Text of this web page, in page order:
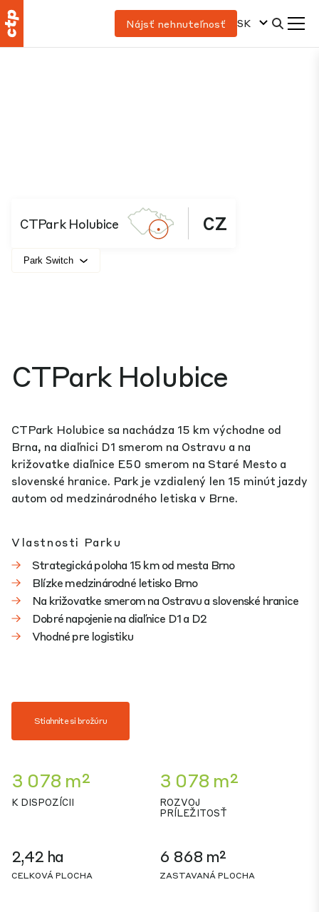
Nájsť nehnuteľnosť SK
CTPark Holubice CZ
Park Switch
CTPark Holubice
CTPark Holubice sa nachádza 15 km východne od
Brna, na diaľnici D1 smerom na Ostravu a na
križovatke diaľnice E50 smerom na Staré Mesto a
slovenské hranice. Park je vzdialený len 15 minút jazdy
autom od medzinárodného letiska v Brne.
Vlastnosti Parku
Strategická poloha 15 km od mesta Brno
Blízke medzinárodné letisko Brno
Na križovatke smerom na Ostravu a slovenské hranice
Dobré napojenie na diaľnice D1 a D2
Vhodné pre logistiku
Stiahnite si brožúru
3 078 m²
K DISPOZÍCII
3 078 m²
ROZVOJ
PRÍLEŽITOSŤ
2,42 ha
CELKOVÁ PLOCHA
6 868 m²
ZASTAVANÁ PLOCHA